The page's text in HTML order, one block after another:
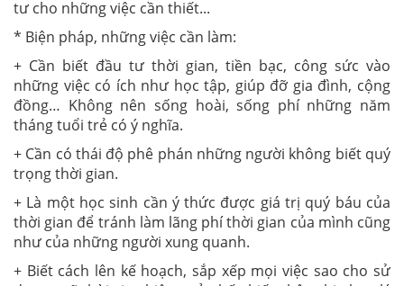
tư cho những việc cần thiết...
* Biện pháp, những việc cần làm:
+ Cần biết đầu tư thời gian, tiền bạc, công sức vào
những việc có ích như học tập, giúp đỡ gia đình, cộng
đồng… Không nên sống hoài, sống phí những năm
tháng tuổi trẻ có ý nghĩa.
+ Cần có thái độ phê phán những người không biết quý
trọng thời gian.
+ Là một học sinh cần ý thức được giá trị quý báu của
thời gian để tránh làm lãng phí thời gian của mình cũng
như của những người xung quanh.
+ Biết cách lên kế hoạch, sắp xếp mọi việc sao cho sử